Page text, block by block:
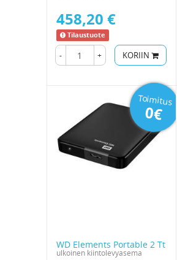
458,20 €
Tilaustuote
- + KORIIN
Toimitus
0€
WD Elements Portable 2 Tt
ulkoinen kiintolevyasema